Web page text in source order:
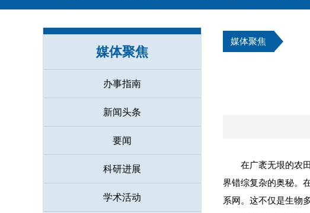
媒体聚焦
办事指南
新闻头条
要闻
科研进展
学术活动
媒体聚焦
在广袤无垠的农
界错综复杂的奥秘。
系网。这不仅是生物